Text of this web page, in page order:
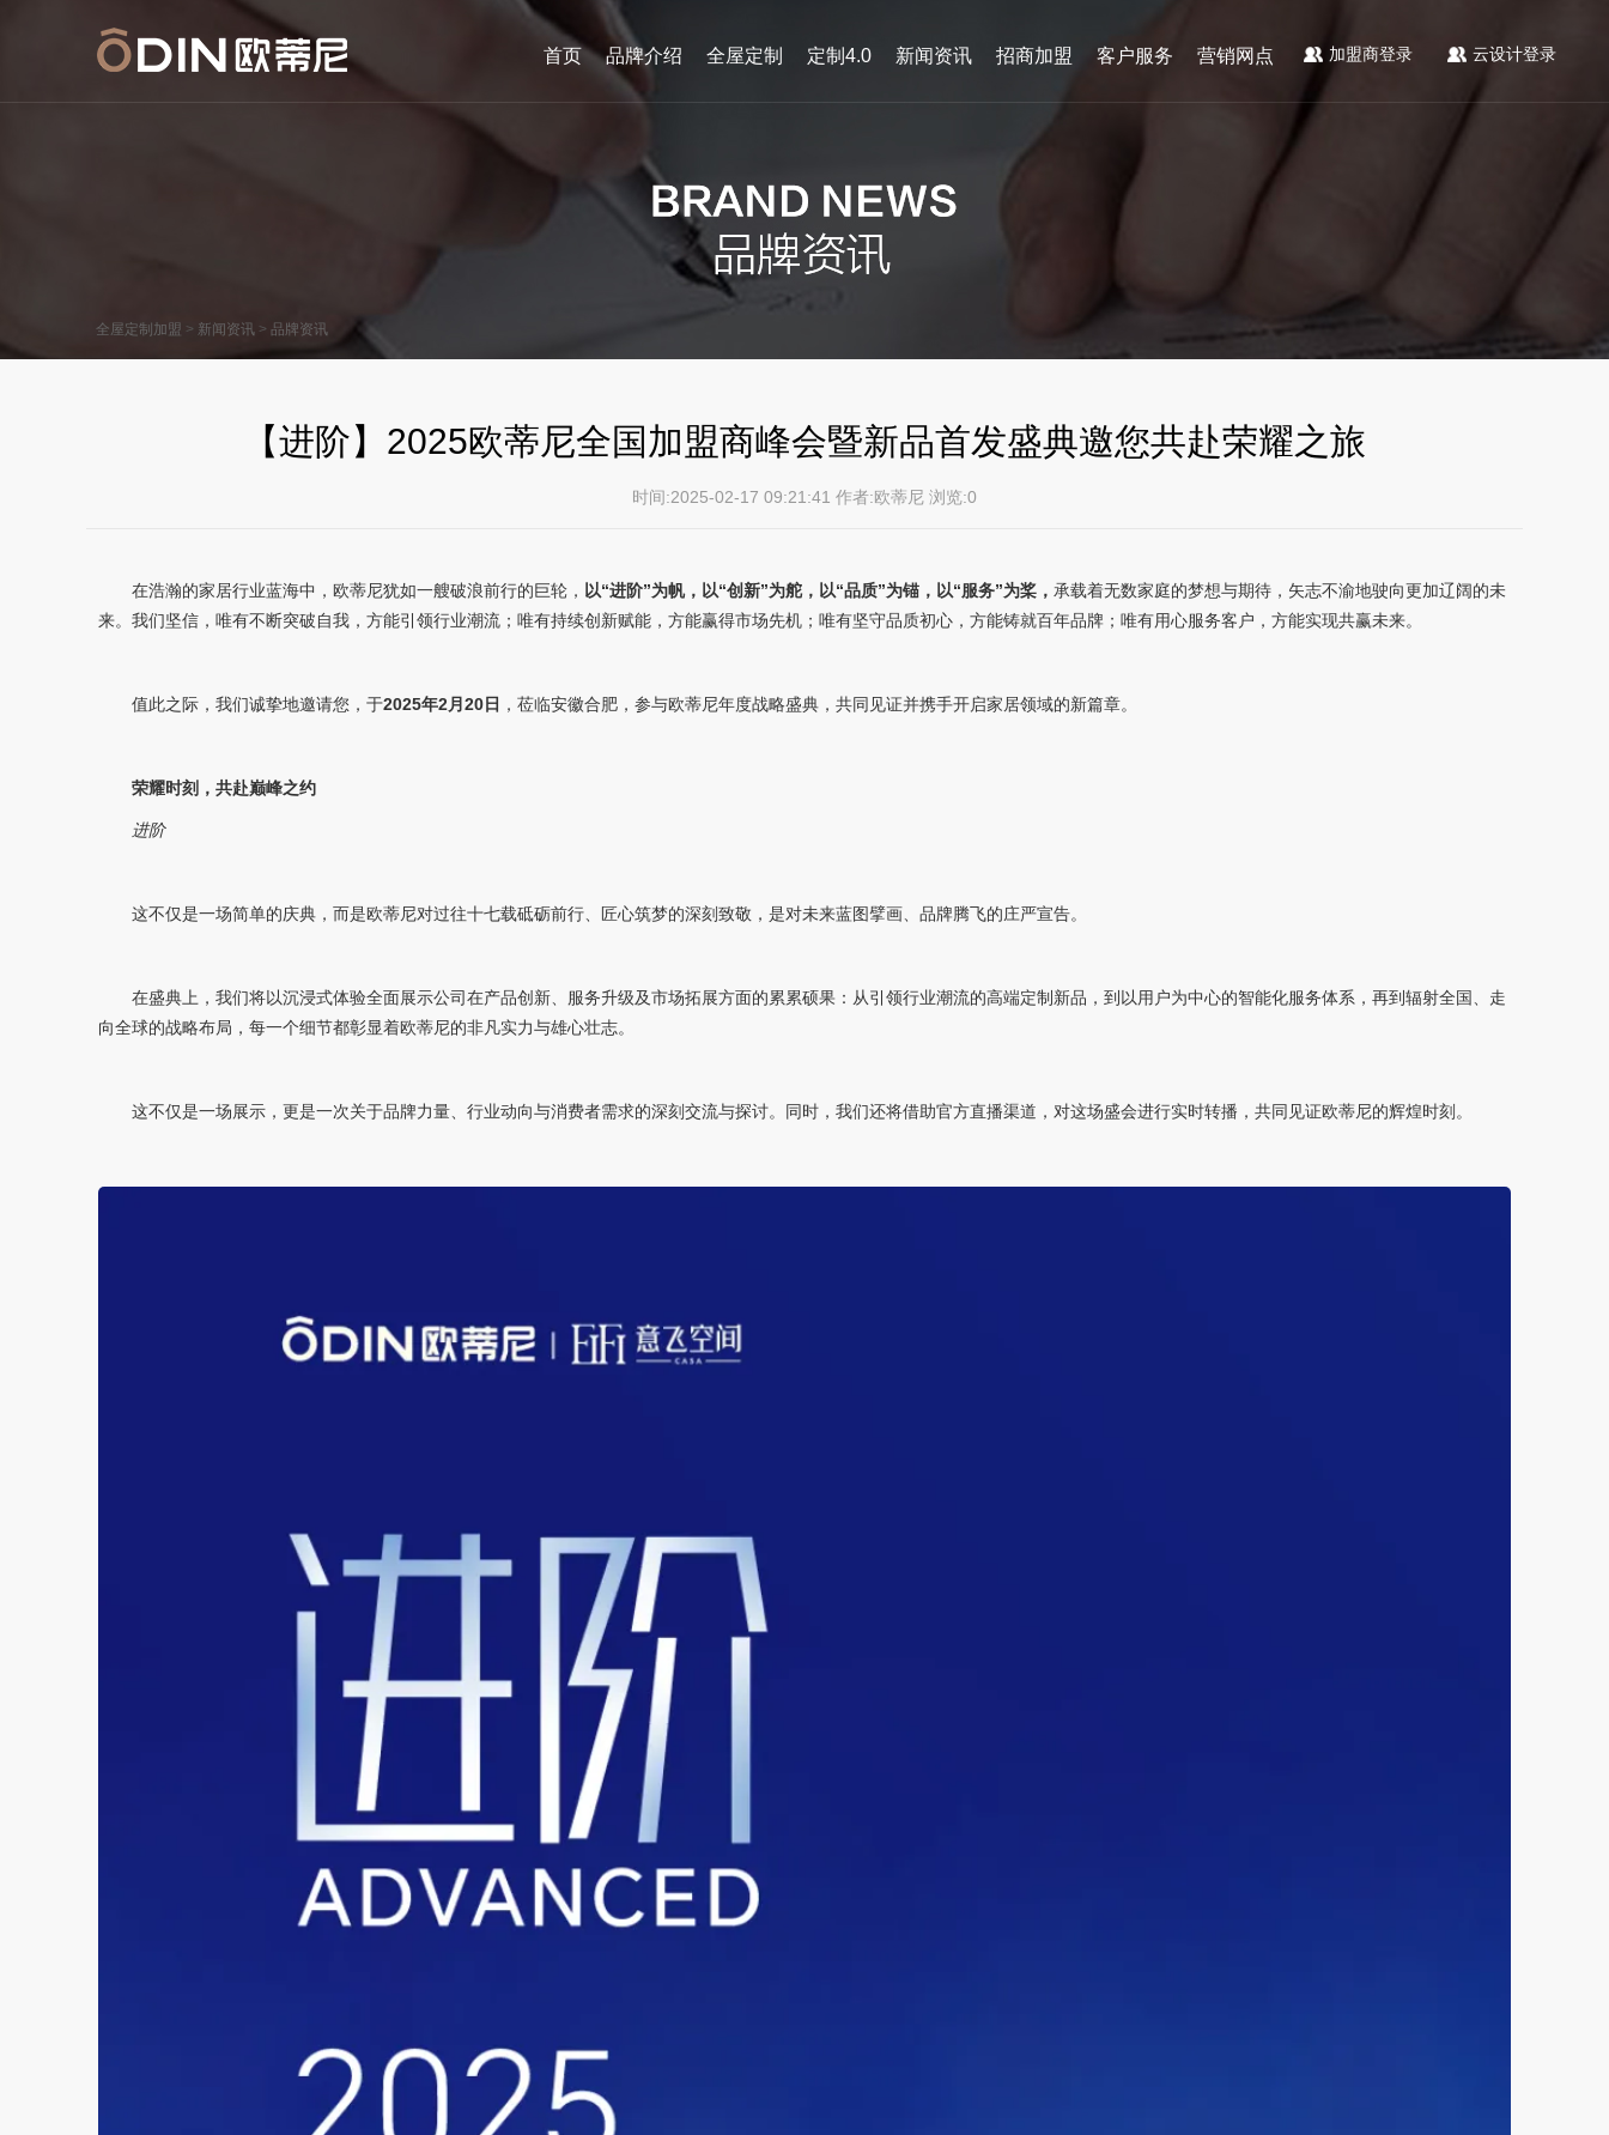
首页 品牌介绍 全屋定制 定制4.0 新闻资讯 招商加盟 客户服务 营销网点 加盟商登录 云设计登录
全屋定制加盟 > 新闻资讯 > 品牌资讯
【进阶】2025欧蒂尼全国加盟商峰会暨新品首发盛典邀您共赴荣耀之旅
时间:2025-02-17 09:21:41 作者:欧蒂尼 浏览:0
在浩瀚的家居行业蓝海中，欧蒂尼犹如一艘破浪前行的巨轮， 以“进阶”为帆，以“创新”为舵，以“品质”为锚，以“服务”为桨， 承载着无数家庭的梦想与期待，矢志不渝地驶向更加辽阔的未
来。我们坚信，唯有不断突破自我，方能引领行业潮流；唯有持续创新赋能，方能赢得市场先机；唯有坚守品质初心，方能铸就百年品牌；唯有用心服务客户，方能实现共赢未来。
值此之际，我们诚挚地邀请您，于2025年2月20日 ，莅临安徽合肥，参与欧蒂尼年度战略盛典，共同见证并携手开启家居领域的新篇章。
荣耀时刻，共赴巅峰之约
进阶
这不仅是一场简单的庆典，而是欧蒂尼对过往十七载砥砺前行、匠心筑梦的深刻致敬，是对未来蓝图擘画、品牌腾飞的庄严宣告。
在盛典上，我们将以沉浸式体验全面展示公司在产品创新、服务升级及市场拓展方面的累累硕果：从引领行业潮流的高端定制新品，到以用户为中心的智能化服务体系，再到辐射全国、走
向全球的战略布局，每一个细节都彰显着欧蒂尼的非凡实力与雄心壮志。
这不仅是一场展示，更是一次关于品牌力量、行业动向与消费者需求的深刻交流与探讨。同时，我们还将借助官方直播渠道，对这场盛会进行实时转播，共同见证欧蒂尼的辉煌时刻。